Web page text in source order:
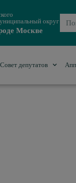
округ
Москве
Совет депутатов